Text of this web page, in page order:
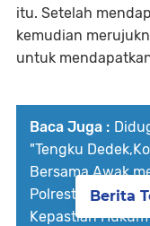
itu. Setelah
kemudian
untuk
Baca Juga :
"Tengku
Bersama Awak
Polresta DS,
Kepastian Hukum
Berita